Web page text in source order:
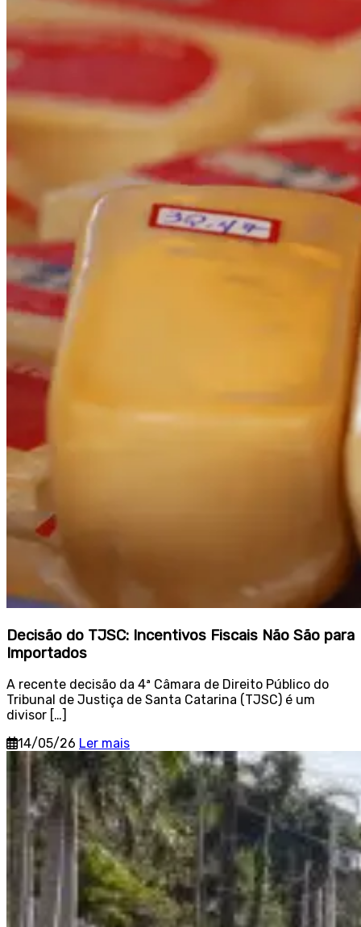
Decisão do TJSC: Incentivos Fiscais Não São para
Importados
A recente decisão da 4ª Câmara de Direito Público do
Tribunal de Justiça de Santa Catarina (TJSC) é um
divisor […]
14/05/26 Ler mais